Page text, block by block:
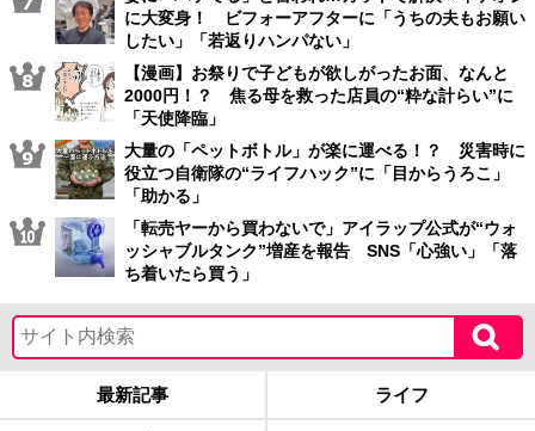
に大変身！ ビフォーアフターに「うちの夫もお願い
したい」「若返りハンパない」
【漫画】お祭りで子どもが欲しがったお面、なんと
2000円！？ 焦る母を救った店員の“粋な計らい”に
「天使降臨」
大量の「ペットボトル」が楽に運べる！？ 災害時に
役立つ自衛隊の“ライフハック”に「目からうろこ」
「助かる」
「転売ヤーから買わないで」アイラップ公式が“ウォ
ッシャブルタンク”増産を報告 SNS「心強い」「落
ち着いたら買う」
最新記事 ライフ